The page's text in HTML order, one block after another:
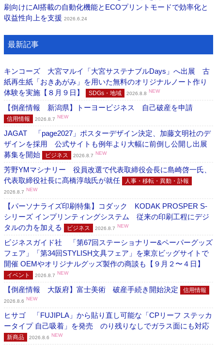
刷向けにAI搭載の自動化機能とECOプリントモードで効率化と
収益性向上を支援 2026.6.24
最新記事
キンコーズ 大宮マルイ「大宮サステナブルDays」へ出展 古
紙再生紙「おきあがみ」を用いた無料のオリジナルノート作り
体験を実施【８月９日】
SDGs・地域 2026.8.8 NEW
【倒産情報 新潟県】トーヨービジネス 自己破産を申請
信用情報 2026.8.7 NEW
JAGAT 「page2027」ポスターデザイン決定、加藤文明社のデ
ザインを採用 公式サイトも例年より大幅に前倒し公開し出展
募集を開始
ビジネス 2026.8.7 NEW
芳野YMマシナリー 役員改選で代表取締役会長に島崎啓一氏、
代表取締役社長に髙橋淳哉氏が就任
人事・移転・異動・訃報
2026.8.7 NEW
【パーソナライズ印刷特集】コダック KODAK PROSPER S-
シリーズ インプリンティングシステム 従来の印刷工程にデジ
タルの力を加える
ビジネス 2026.8.7 NEW
ビジネスガイド社 「第67回ステーショナリー&ペーパーグッズ
フェア」「第34回STYLISH文具フェア」を東京ビッグサイトで
開催 OEMやオリジナルグッズ製作の商談も【９月２〜４日】
イベント 2026.8.7 NEW
【倒産情報 大阪府】富士美術 破産手続き開始決定 信用情報
2026.8.6 NEW
ヒサゴ 「FUJIPLA」から貼り直し可能な「CPリーフ ステッカ
ータイプ 自己吸着」を発売 のり残りなしでガラス面にも対応
新商品 2026.8.6 NEW